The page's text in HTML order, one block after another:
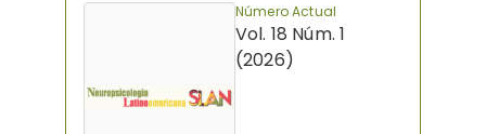
Número Actual
Vol. 18 Núm. 1
(2026)